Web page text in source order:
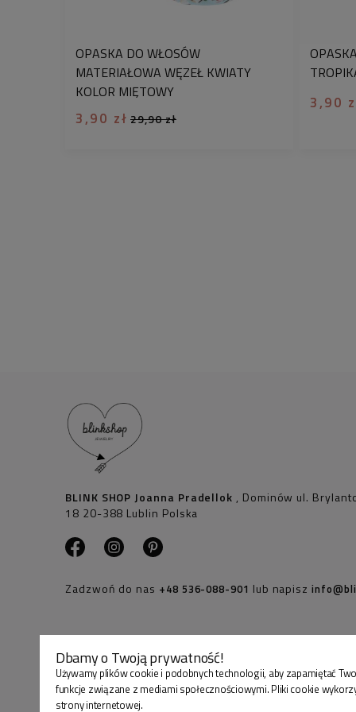
OPASKA DO WŁOSÓW
MATERIAŁOWA WĘZEŁ KWIATY
KOLOR MIĘTOWY
3,90 zł 29,90 zł
3,90
BLINK SHOP Joanna Pradellok , Dominów ul.
18 20-388 Lublin Polska
Zadzwoń do nas +48 536-088-901 lub napisz
Dbamy o Twoją prywatność!
Używamy plików cookie i podobnych technologii, aby zapamiętać
funkcje związane z mediami społecznościowymi. Pliki cookie
strony internetowej.